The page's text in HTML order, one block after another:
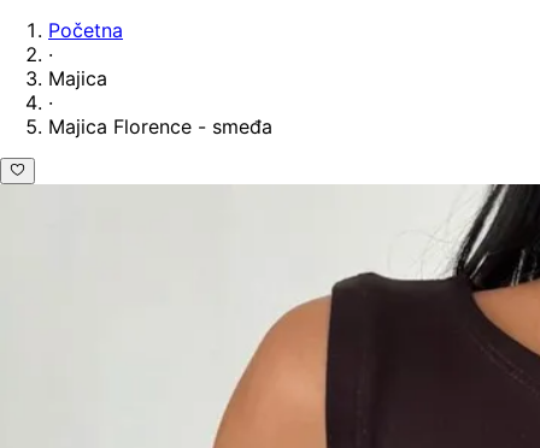
Početna
·
Majica
·
Majica Florence - smeđa